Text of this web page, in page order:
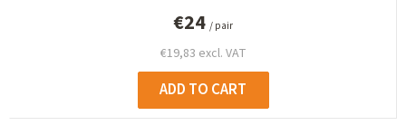
€19,83 excl. VAT
€24 / pair
ADD TO CART